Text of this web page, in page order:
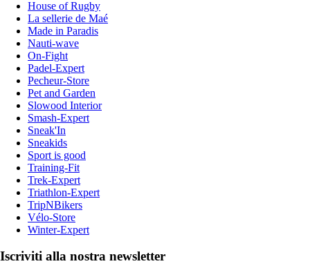
House of Rugby
La sellerie de Maé
Made in Paradis
Nauti-wave
On-Fight
Padel-Expert
Pecheur-Store
Pet and Garden
Slowood Interior
Smash-Expert
Sneak'In
Sneakids
Sport is good
Training-Fit
Trek-Expert
Triathlon-Expert
TripNBikers
Vélo-Store
Winter-Expert
Iscriviti alla nostra newsletter